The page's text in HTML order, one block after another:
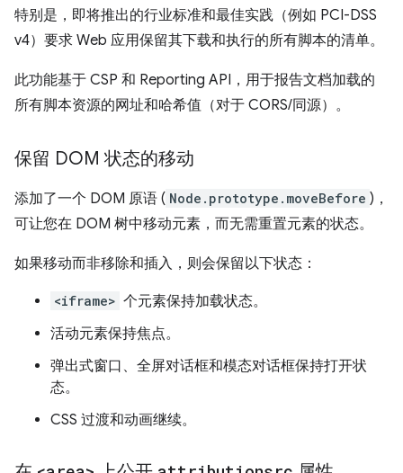
特别是，即将推出的行业标准和最佳实践（例如 PCI-DSS
v4）要求 Web 应用保留其下载和执行的所有脚本的清单。
此功能基于 CSP 和 Reporting API，用于报告文档加载的
所有脚本资源的网址和哈希值（对于 CORS/同源）。
保留 DOM 状态的移动
添加了一个 DOM 原语 ( Node.prototype.moveBefore )，
可让您在 DOM 树中移动元素，而无需重置元素的状态。
如果移动而非移除和插入，则会保留以下状态：
<iframe> 个元素保持加载状态。
活动元素保持焦点。
弹出式窗口、全屏对话框和模态对话框保持打开状
态。
CSS 过渡和动画继续。